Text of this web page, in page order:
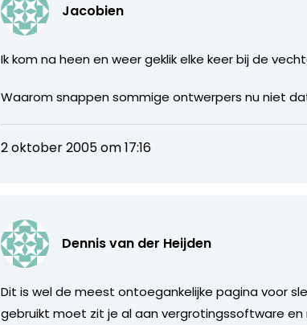
Jacobien
Ik kom na heen en weer geklik elke keer bij de
Waarom snappen sommige ontwerpers nu niet
2 oktober 2005 om 17:16
Dennis van der Heijden
Dit is wel de meest ontoegankelijke pagina voor
gebruikt moet zit je al aan vergrotingssoftware en